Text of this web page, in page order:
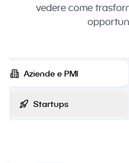
vedere come
Aziende e PMI
Startups